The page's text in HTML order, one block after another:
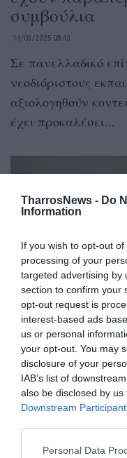
TharrosNews - Do
Information
If you wish to opt-out
processing of your
targeted advertising by
section to confirm your
opt-out request is
interest-based ads
us or personal
your opt-out. You may
disclosure of your
IAB’s list of
also be disclosed by
Downstream
Personal Data
συμβούλια
14/03/2025 08:43
Σε πανελλαδικό
νεοδιόριστους
αξιολογηθούν
έχει προκαλέσει...
Διδασκαλική
εργασίας
των
07/03/2025 12:02
Ωριαίες στάσεις
προκήρυξε στις